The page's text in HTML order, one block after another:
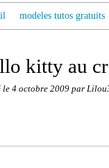
modeles tutos gratuits
kitty au
le 4 octobre 2009 par